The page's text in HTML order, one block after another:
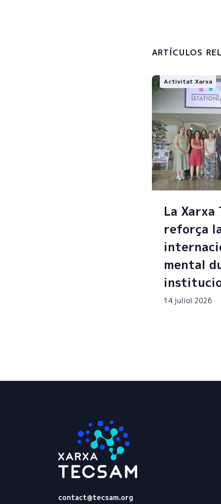
ARTÍCULOS
Activitat Xarxa
La Xarxa
reforça
mental
14 juliol 2026
contact@tecsam.org